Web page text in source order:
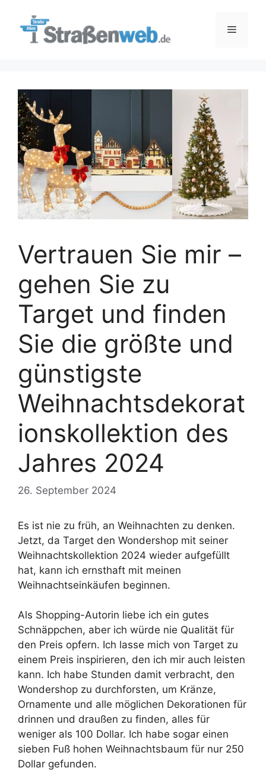
Menü
Vertrauen Sie mir –
gehen Sie zu
Target und finden
Sie die größte und
günstigste
Weihnachtsdekorat
ionskollektion des
Jahres 2024
26. September 2024
Es ist nie zu früh, an Weihnachten zu denken.
Jetzt, da Target den Wondershop mit seiner
Weihnachtskollektion 2024 wieder aufgefüllt
hat, kann ich ernsthaft mit meinen
Weihnachtseinkäufen beginnen.
Als Shopping-Autorin liebe ich ein gutes
Schnäppchen, aber ich würde nie Qualität für
den Preis opfern. Ich lasse mich von Target zu
einem Preis inspirieren, den ich mir auch leisten
kann. Ich habe Stunden damit verbracht, den
Wondershop zu durchforsten, um Kränze,
Ornamente und alle möglichen Dekorationen für
drinnen und draußen zu finden, alles für
weniger als 100 Dollar. Ich habe sogar einen
sieben Fuß hohen Weihnachtsbaum für nur 250
Dollar gefunden.